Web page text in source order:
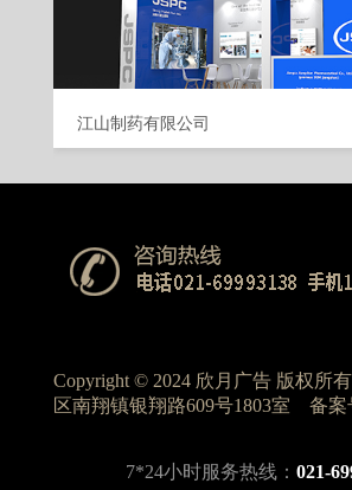
江山制药有限公司
Copyright © 2024 欣月广告 版权所
区南翔镇银翔路609号1803室 备案
7*24小时服务热线： 021-